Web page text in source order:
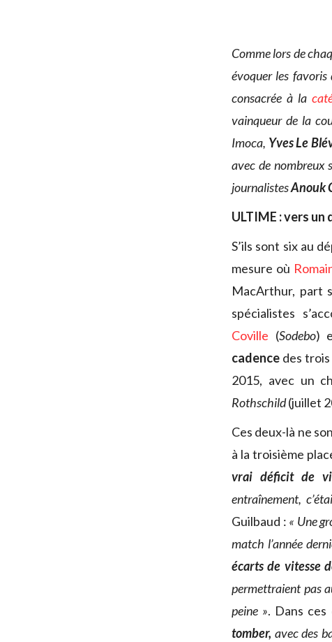
Comme lors de
évoquer les favoris
consacrée à la
vainqueur de la
Imoca, Yves Le
avec de nombreux
journalistesAnouk
ULTIME : vers un
S’ils sont six au
mesure où
MacArthur, part
spécialistes
Coville (Sodebo)
cadence des
2015, avec un
Rothschild(juillet
Ces deux-là ne
à la troisième
vrai déficit de
entraînement,
Guilbaud : « Une
match l’année
écarts de vitesse
permettraient pas
peine ». Dans ces
tomber, avec des